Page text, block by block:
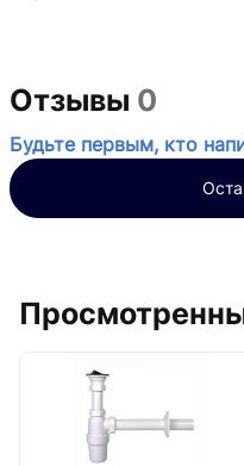
Отзывы 0
Будьте первым, кто